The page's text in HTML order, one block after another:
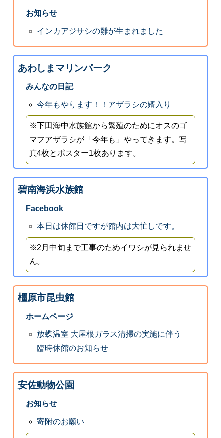
お知らせ
インカアジサシの雛が生まれました
あわしまマリンパーク
みんなの日記
今年もやります！！アザラシの婿入り
※下田海中水族館から繁殖のためにオスのゴ
マフアザラシが「今年も」やってきます。写
真4枚とポスター1枚あります。
碧南海浜水族館
Facebook
本日は休館日ですが館内は大忙しです。
※2月中旬まで工事のためイワシが見られませ
ん。
橿原市昆虫館
ホームページ
放蝶温室 大屋根ガラス清掃の実施に伴う
臨時休館のお知らせ
安佐動物公園
お知らせ
寄附のお願い